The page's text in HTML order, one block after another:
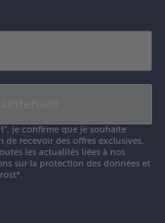
je confirme que je souhaite
recevoir des offres exclusives,
les actualités liées à nos
sur la protection des données et
.